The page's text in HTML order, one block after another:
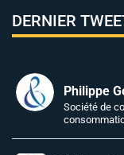
DERNIER
Philippe
Société de